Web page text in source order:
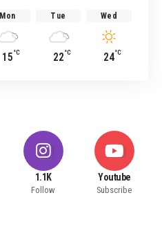
Mon
15°C
Tue
22°C
Wed
24°C
1.1K
Follow
Youtube
Subscribe